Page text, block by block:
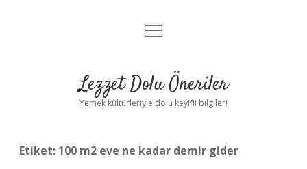
Anasayfa
Yasal Uyarı
menüyü
Lezzet Dolu Öneriler
Yemek kültürleriyle dolu keyifli bilgiler!
Etiket: 100 m2 eve ne kadar demir gider